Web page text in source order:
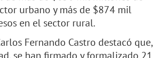
urbano y más de $874 mil
en el sector rural.
Fernando Castro destacó que,